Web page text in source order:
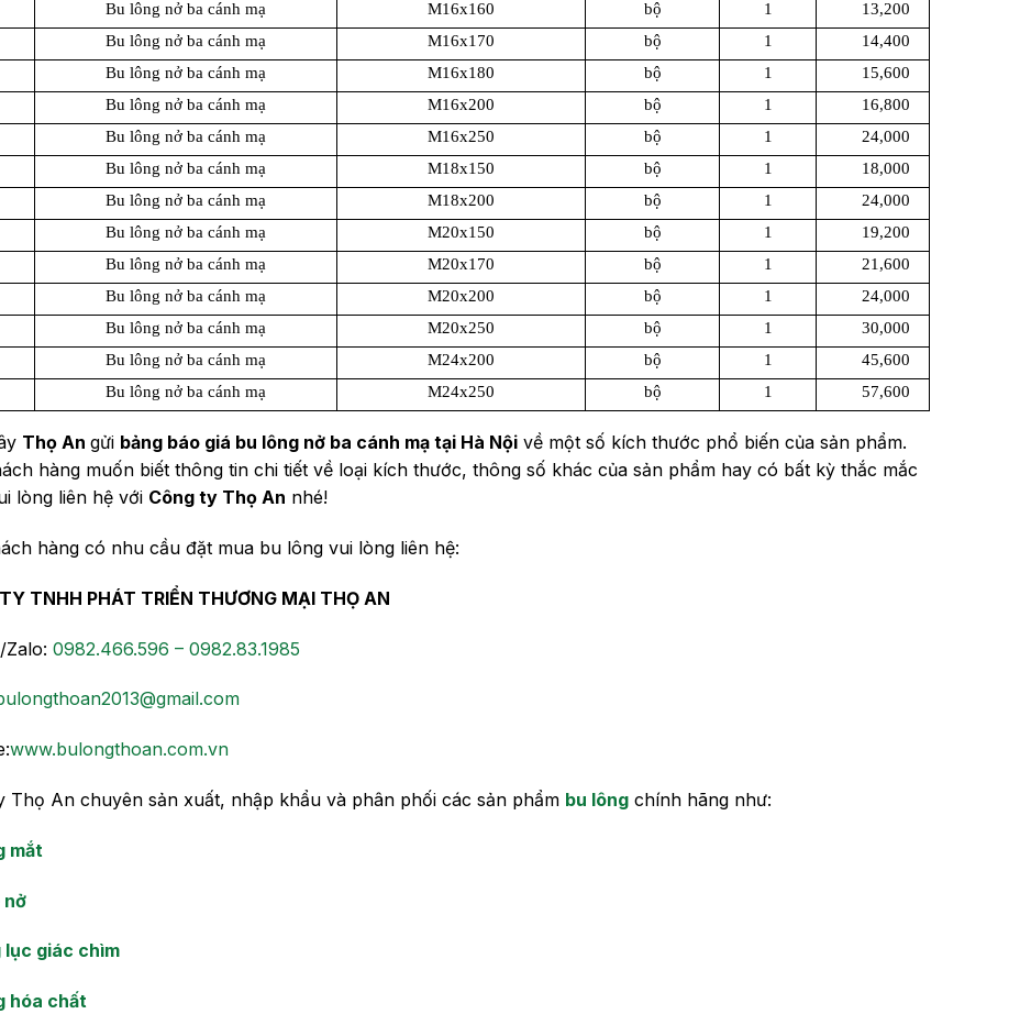
Bu lông nở ba cánh mạ M16x160 bộ 1
13,200
Bu lông nở ba cánh mạ M16x170 bộ 1
14,400
Bu lông nở ba cánh mạ M16x180 bộ 1
15,600
Bu lông nở ba cánh mạ M16x200 bộ 1
16,800
Bu lông nở ba cánh mạ M16x250 bộ 1
24,000
Bu lông nở ba cánh mạ M18x150 bộ 1
18,000
Bu lông nở ba cánh mạ M18x200 bộ 1
24,000
Bu lông nở ba cánh mạ M20x150 bộ 1
19,200
Bu lông nở ba cánh mạ M20x170 bộ 1
21,600
Bu lông nở ba cánh mạ M20x200 bộ 1
24,000
Bu lông nở ba cánh mạ M20x250 bộ 1
30,000
Bu lông nở ba cánh mạ M24x200 bộ 1
45,600
Bu lông nở ba cánh mạ M24x250 bộ 1 57,600
Thọ An gửi bảng báo giá bu lông nở ba cánh mạ tại Hà Nội về một số kích thước phổ biến của sản phẩm.
hàng muốn biết thông tin chi tiết về loại kích thước, thông số khác của sản phẩm hay có bất kỳ thắc mắc
lòng liên hệ với Công ty Thọ An nhé!
hàng có nhu cầu đặt mua bu lông vui lòng liên hệ:
TNHH PHÁT TRIỂN THƯƠNG MẠI THỌ AN
Zalo: 0982.466.596 – 0982.83.1985
www.bulongthoan.com.vn
Thọ An chuyên sản xuất, nhập khẩu và phân phối các sản phẩm bu lông chính hãng như:
mắt
nở
lục giác chìm
hóa chất